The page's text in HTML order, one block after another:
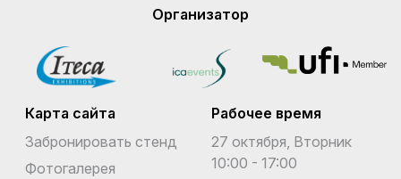
Организатор
Карта сайта
Забронировать стенд
Фотогалерея
Рабочее время
27 октября, Вторник
10:00 - 17:00